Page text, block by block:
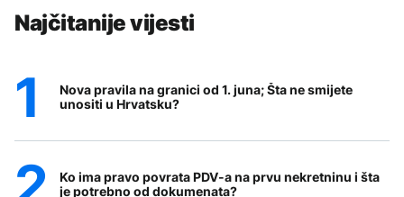
Najčitanije vijesti
Nova pravila na granici od 1. juna; Šta ne smijete
unositi u Hrvatsku?
Ko ima pravo povrata PDV-a na prvu nekretninu i šta
je potrebno od dokumenata?